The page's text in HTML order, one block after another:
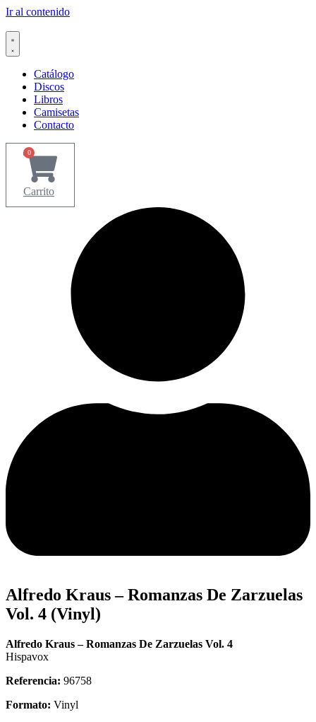
Ir al contenido
Catálogo
Discos
Libros
Camisetas
Contacto
0
Carrito
Alfredo Kraus – Romanzas De Zarzuelas
Vol. 4 (Vinyl)
Alfredo Kraus – Romanzas De Zarzuelas Vol. 4
Hispavox
Referencia: 96758
Formato: Vinyl